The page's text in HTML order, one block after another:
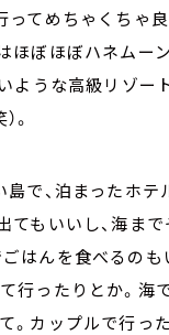
てめちゃくちゃ
ほぼほぼハネム
ような高級リゾ
。
で、泊まったホ
もいいし、海ま
はんを食べるの
行ったりとか。海
。カップルで行っ